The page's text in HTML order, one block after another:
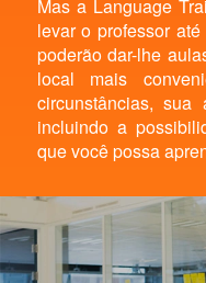
Mas a Language
levar o professor
poderão dar-lhe
local mais
circunstâncias, sua
incluindo a
que você possa